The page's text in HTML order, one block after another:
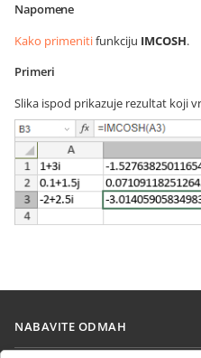
Napomene
Kako primenitifunkciju IMCOSH.
Primeri
Slika ispod prikazuje rezultat koji
NABAVITE ODMAH